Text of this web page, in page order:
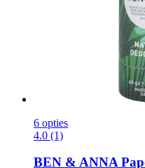
6 opties
4.0 (1)
BEN & ANNA